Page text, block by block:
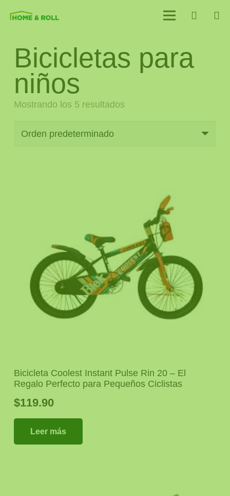
Bicicletas para
niños
Mostrando los 5 resultados
Bicicleta Coolest Instant Pulse Rin 20 – El
Regalo Perfecto para Pequeños Ciclistas
$119.90
Leer más